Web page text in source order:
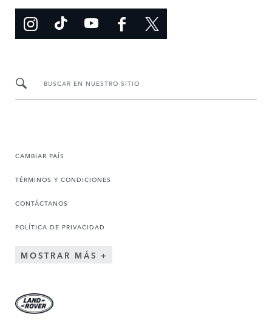
BUSCAR EN NUESTRO SITIO
CAMBIAR PAÍS
TÉRMINOS Y CONDICIONES
CONTÁCTANOS
POLÍTICA DE PRIVACIDAD
MOSTRAR MÁS